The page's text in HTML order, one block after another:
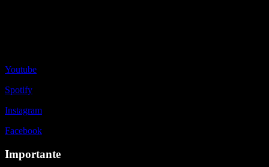
Youtube
Spotify
Instagram
Facebook
Importante